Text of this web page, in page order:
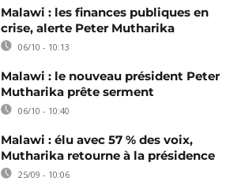
Malawi : les finances publiques en
crise, alerte Peter Mutharika
06/10 - 10:13
Malawi : le nouveau président Peter
Mutharika prête serment
06/10 - 10:40
Malawi : élu avec 57 % des voix,
Mutharika retourne à la présidence
25/09 - 10:06